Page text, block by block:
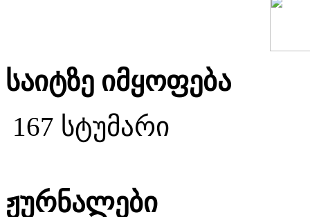
საიტზე იმყოფება
167 სტუმარი
ჟურნალები